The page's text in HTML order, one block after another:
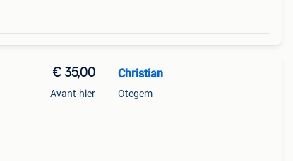
€ 35,00
Avant-hier
Christian
Otegem